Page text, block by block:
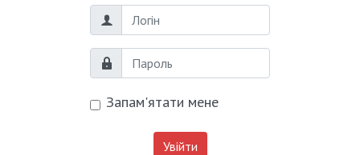
Логін
Пароль
Запам'ятати мене
Увійти